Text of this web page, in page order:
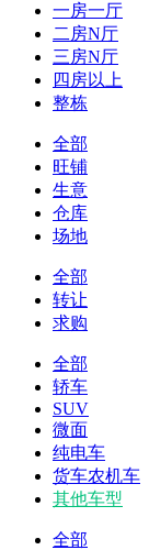
一房一厅
二房N厅
三房N厅
四房以上
整栋
全部
旺铺
生意
仓库
场地
全部
转让
求购
全部
轿车
SUV
微面
纯电车
货车农机车
其他车型
全部